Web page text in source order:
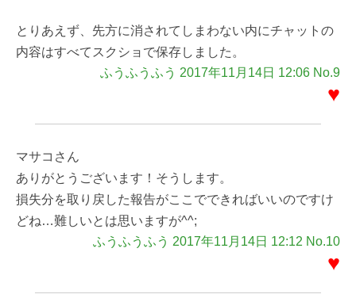
とりあえず、先方に消されてしまわない内にチャットの
内容はすべてスクショで保存しました。
ふうふうふう 2017年11月14日 12:06 No.9
♥
マサコさん
ありがとうございます！そうします。
損失分を取り戻した報告がここでできればいいのですけ
どね…難しいとは思いますが^^;
ふうふうふう 2017年11月14日 12:12 No.10
♥